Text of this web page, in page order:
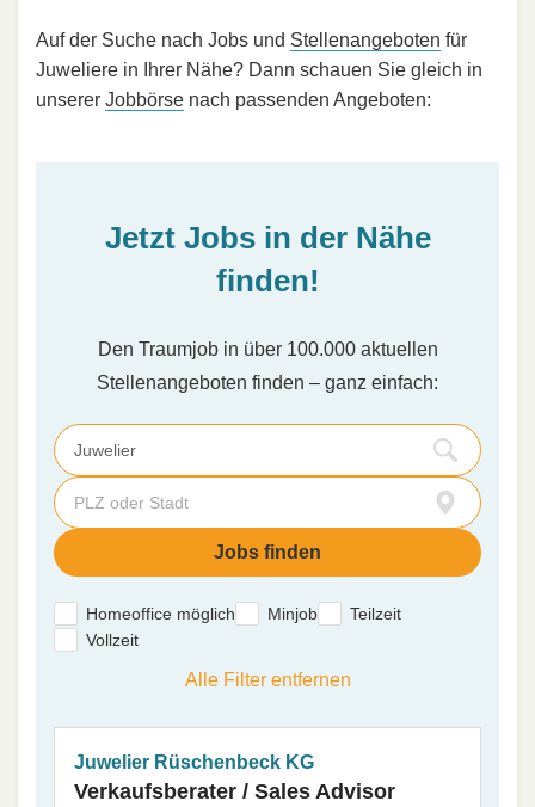
Auf der Suche nach Jobs und Stellenangeboten für
Juweliere in Ihrer Nähe? Dann schauen Sie gleich in
unserer Jobbörse nach passenden Angeboten:
Jetzt Jobs in der Nähe
finden!
Den Traumjob in über 100.000 aktuellen
Stellenangeboten finden – ganz einfach:
Homeoffice möglich Minjob
Teilzeit
Vollzeit
Alle Filter entfernen
Juwelier Rüschenbeck KG
Verkaufsberater / Sales Advisor